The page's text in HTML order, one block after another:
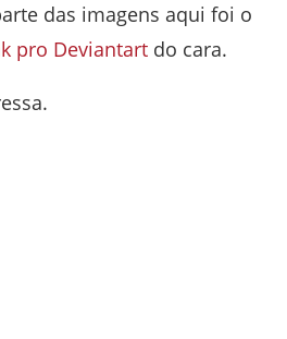
das imagens aqui foi o
pro Deviantart do cara.